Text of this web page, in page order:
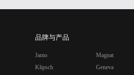
品牌与产品
Jamo
Klipsch
Magnat
Geneva